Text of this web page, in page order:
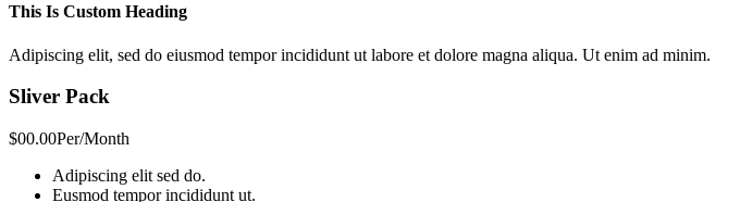
This Is Custom Heading
Adipiscing elit, sed do eiusmod tempor incididunt ut labore et dolore magna aliqua. Ut enim ad minim.
Sliver Pack
$00.00Per/Month
Adipiscing elit sed do.
Eusmod tempor incididunt ut.